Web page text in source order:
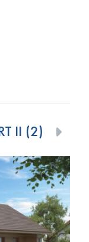
II (2)